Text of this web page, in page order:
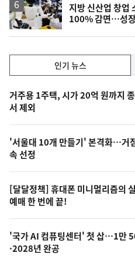
지방 신산업 창업
100% 감면…성
기,
최
신,
오
늘
의
영
상
오
늘
인기 뉴스
기
뉴
스
거주용 1주택, 시가 20억 원까지
서 제외
'서울대 10개 만들기' 본격화…거
속 선정
[달달정책] 휴대폰 미니멀리즘의
예매 한 번에 끝!
'국가 AI 컴퓨팅센터' 첫 삽…1만
·2028년 완공